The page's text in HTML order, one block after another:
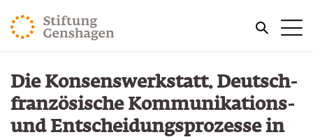
ZUM HAUPTINHALT SPRINGEN
ZUR SUCHE SPRINGEN
Sie befinden sich hier:
Start Publikationen
Die Konsenswerkstatt. Deutsch-
französische Kommunikations-
und Entscheidungsprozesse in